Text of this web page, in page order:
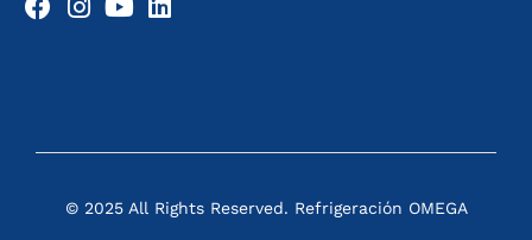
© 2025 All Rights Reserved. Refrigeración OMEGA